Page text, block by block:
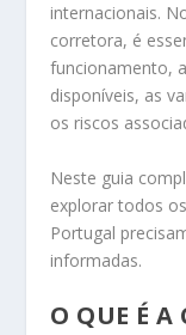
internacionais.
corretora, é
funcionamento,
disponíveis, as
os riscos
Neste guia
explorar todos
Portugal
informadas.
O QUE É A